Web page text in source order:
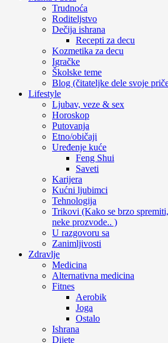
Trudnoća
Roditeljstvo
Dečija ishrana
Recepti za decu
Kozmetika za decu
Igračke
Školske teme
Blog (čitateljke dele svoje
Lifestyle
Ljubav, veze & sex
Horoskop
Putovanja
Etno/običaji
Uređenje kuće
Feng Shui
Saveti
Karijera
Kućni ljubimci
Tehnologija
Trikovi (Kako se brzo
neke prozvode.. )
U razgovoru sa
Zanimljivosti
Zdravlje
Medicina
Alternativna medicina
Fitnes
Aerobik
Joga
Ostalo
Ishrana
Dijete